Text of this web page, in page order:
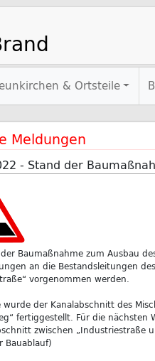
& Ortsteile
Meldungen
- Stand der
Baumaßnahme zum Ausbau
an die Bestandsleitungen
vorgenommen werden.
wurde der Kanalabschnitt des
fertiggestellt. Für die nächsten
zwischen „Industriestraße
Bauablauf)